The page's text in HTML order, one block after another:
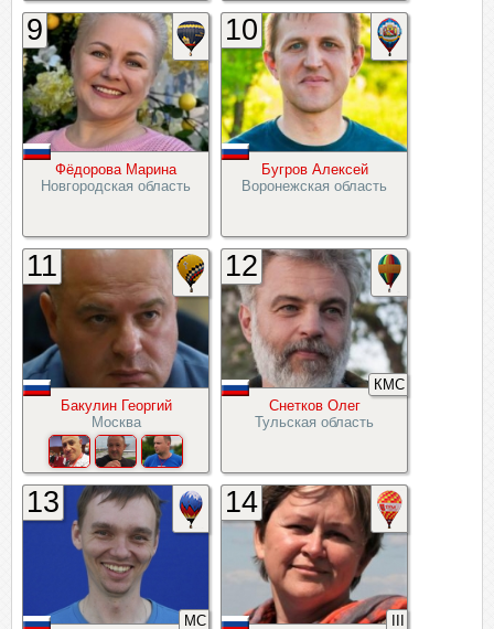
Фёдорова Марина
Новгородская область
9
Бугров Алексей
Воронежская область
10
Бакулин Георгий
Москва
11
Снетков Олег
Тульская область
КМС
12
МС
13 14